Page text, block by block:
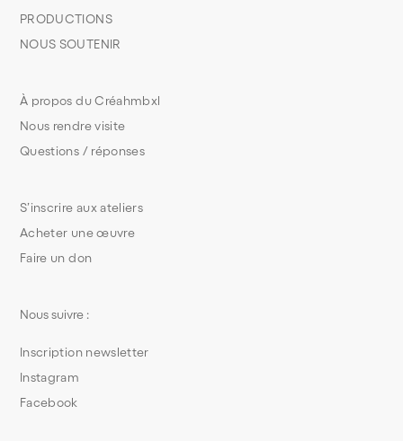
S’inscrire aux ateliers
Acheter une œuvre
Faire un don
À propos du Créahmbxl
Nous rendre visite
Questions / réponses
PRODUCTIONS
NOUS SOUTENIR
Nous suivre :
Inscription newsletter
Instagram
Facebook